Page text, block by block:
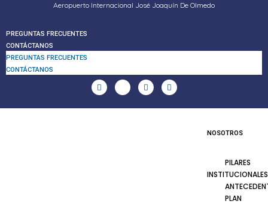
Aeropuerto Internacional José Joaquín De Olmedo
PREGUNTAS FRECUENTES
CONTÁCTANOS
PREGUNTAS FRECUENTES
CONTÁCTANOS
NOSOTROS
PILARES
INSTITUCIONALES
PLAN